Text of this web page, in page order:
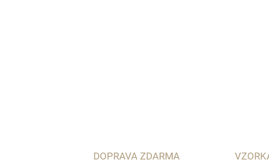
DOPRAVA ZDARMA